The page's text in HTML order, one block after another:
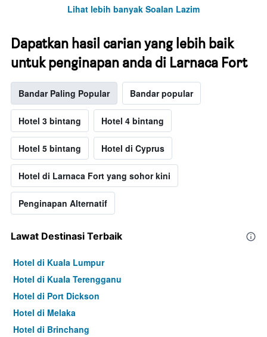
Lihat lebih banyak Soalan Lazim
Dapatkan hasil carian yang lebih baik
untuk penginapan anda di Larnaca Fort
Bandar Paling Popular Bandar popular
Hotel 3 bintang Hotel 4 bintang
Hotel 5 bintang Hotel di Cyprus
Hotel di Larnaca Fort yang sohor kini
Penginapan Alternatif
Lawat Destinasi Terbaik
Hotel di Kuala Lumpur
Hotel di Kuala Terengganu
Hotel di Port Dickson
Hotel di Melaka
Hotel di Brinchang